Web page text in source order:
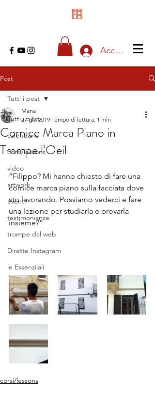
Accedi
Post
Tutti i post
calendario
corsi/lessons
video
artwork
eventi
testimonianze
trompe dal web
Dirette Instagram
le Essenziiali
Tutti i post
Cornice Marca Piano in
Trompe l’Oeil
Mana
27 giu 2019 Tempo di lettura: 1 min
“Filippo? Mi hanno chiesto di fare una
cornice marca piano sulla facciata dove
sto lavorando. Possiamo vederci e fare
una lezione per studiarla e provarla
insieme?”
corsi/lessons